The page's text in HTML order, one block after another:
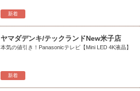
新着
新着
ヤマダデンキ/テックランドNew米子店
本気の値引き！Panasonicテレビ【Mini LED 4K液晶】